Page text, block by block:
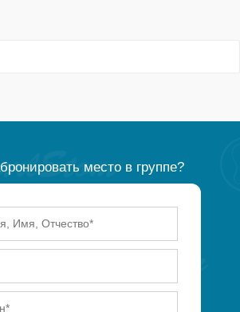
место в группе?